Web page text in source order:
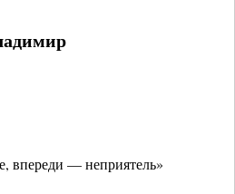
впереди — неприятель»